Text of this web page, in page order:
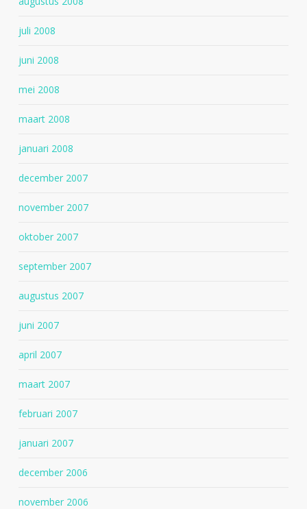
juli 2008
juni 2008
mei 2008
maart 2008
januari 2008
december 2007
november 2007
oktober 2007
september 2007
augustus 2007
juni 2007
april 2007
maart 2007
februari 2007
januari 2007
december 2006
november 2006